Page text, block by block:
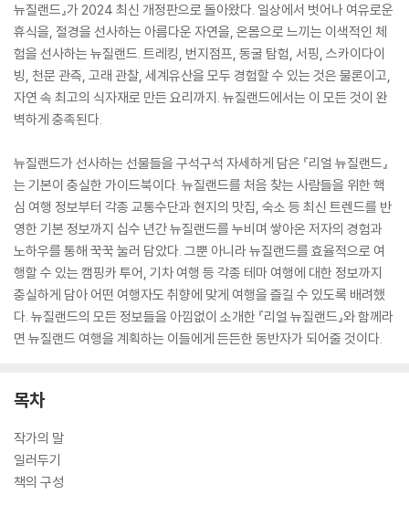
뉴질랜드』가 2024 최신 개정판으로 돌아왔다. 일상에서 벗어나 여유로운
휴식을, 절경을 선사하는 아름다운 자연을, 온몸으로 느끼는 이색적인 체
험을 선사하는 뉴질랜드. 트레킹, 번지점프, 동굴 탐험, 서핑, 스카이다이
빙, 천문 관측, 고래 관찰, 세계유산을 모두 경험할 수 있는 것은 물론이고,
자연 속 최고의 식자재로 만든 요리까지. 뉴질랜드에서는 이 모든 것이 완
벽하게 충족된다.
뉴질랜드가 선사하는 선물들을 구석구석 자세하게 담은 『리얼 뉴질랜드』
는 기본이 충실한 가이드북이다. 뉴질랜드를 처음 찾는 사람들을 위한 핵
심 여행 정보부터 각종 교통수단과 현지의 맛집, 숙소 등 최신 트렌드를 반
영한 기본 정보까지 십수 년간 뉴질랜드를 누비며 쌓아온 저자의 경험과
노하우를 통해 꾹꾹 눌러 담았다. 그뿐 아니라 뉴질랜드를 효율적으로 여
행할 수 있는 캠핑카 투어, 기차 여행 등 각종 테마 여행에 대한 정보까지
충실하게 담아 어떤 여행자도 취향에 맞게 여행을 즐길 수 있도록 배려했
다. 뉴질랜드의 모든 정보들을 아낌없이 소개한 『리얼 뉴질랜드』와 함께라
면 뉴질랜드 여행을 계획하는 이들에게 든든한 동반자가 되어줄 것이다.
목차
작가의 말
일러두기
책의 구성